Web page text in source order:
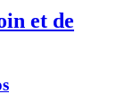
et de